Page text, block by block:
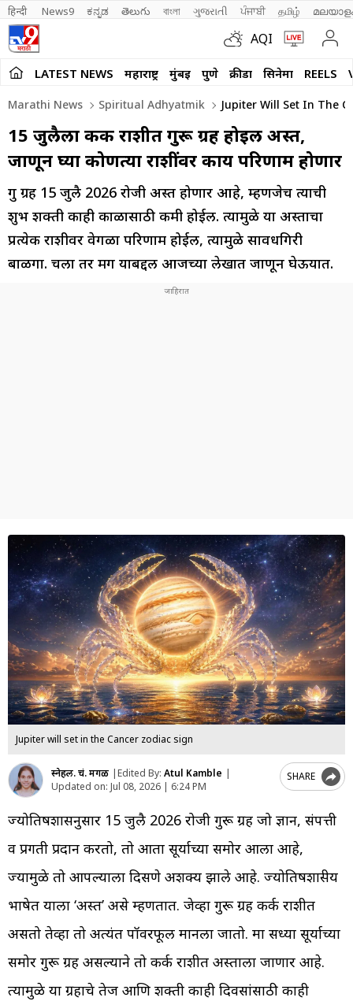
हिन्दी News9 ಕನ್ನಡ తెలుగు বাংলা ગુજરાતી ਪੰਜਾਬੀ தமிழ்
AQI
LATEST NEWS महाराष्ट्र मुंबई पुणे क्रीडा सिनेमा REELS
Marathi News Spiritual Adhyatmik Jupiter Will Set In The
15 जुलैला कर्क राशीत गुरू ग्रह होईल अस्त,
जाणून घ्या कोणत्या राशींवर काय परिणाम होणार
गुरु ग्रह 15 जुलै 2026 रोजी अस्त होणार आहे, म्हणजेच त्याची
शुभ शक्ती काही काळासाठी कमी होईल. त्यामुळे या अस्ताचा
प्रत्येक राशीवर वेगळा परिणाम होईल, त्यामुळे सावधगिरी
बाळगा. चला तर मग याबद्दल आजच्या लेखात जाणून घेऊयात.
Jupiter will set in the Cancer zodiac sign
स्नेहल. चं. मेंगळ |Edited By: Atul Kamble |
Updated on: Jul 08, 2026 | 6:24 PM
SHARE
ज्योतिषशास्त्रानुसार 15 जुलै 2026 रोजी गुरू ग्रह जो ज्ञान, संपत्ती
व प्रगती प्रदान करतो, तो आता सूर्याच्या समोर आला आहे,
ज्यामुळे तो आपल्याला दिसणे अशक्य झाले आहे. ज्योतिषशास्त्रीय
भाषेत याला ‘अस्त’ असे म्हणतात. जेव्हा गुरू ग्रह कर्क राशीत
असतो तेव्हा तो अत्यंत पॉवरफूल मानला जातो. मात्र सध्या सूर्याच्या
समोर गुरू ग्रह असल्याने तो कर्क राशीत अस्ताला जाणार आहे.
त्यामुळे या ग्रहाचे तेज आणि शक्ती काही दिवसांसाठी काही